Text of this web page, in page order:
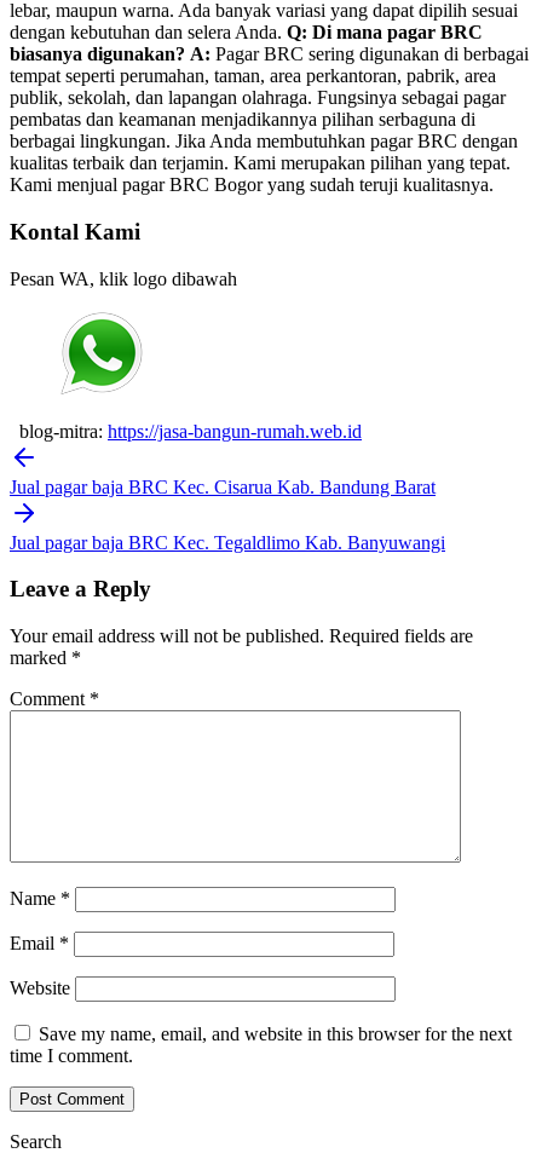
lebar, maupun warna. Ada banyak variasi yang dapat dipilih sesuai
dengan kebutuhan dan selera Anda. Q: Di mana pagar BRC
biasanya digunakan? A: Pagar BRC sering digunakan di berbagai
tempat seperti perumahan, taman, area perkantoran, pabrik, area
publik, sekolah, dan lapangan olahraga. Fungsinya sebagai pagar
pembatas dan keamanan menjadikannya pilihan serbaguna di
berbagai lingkungan. Jika Anda membutuhkan pagar BRC dengan
kualitas terbaik dan terjamin. Kami merupakan pilihan yang tepat.
Kami menjual pagar BRC Bogor yang sudah teruji kualitasnya.
Kontal Kami
Pesan WA, klik logo dibawah
blog-mitra: https://jasa-bangun-rumah.web.id
Post
navigation
Jual pagar baja BRC Kec. Cisarua Kab. Bandung Barat
Jual pagar baja BRC Kec. Tegaldlimo Kab. Banyuwangi
Leave a Reply
Your email address will not be published. Required fields are
marked *
Comment *
Name *
Email *
Website
Save my name, email, and website in this browser for the next
time I comment.
Search